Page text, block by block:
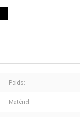
Poids:
Matériel: